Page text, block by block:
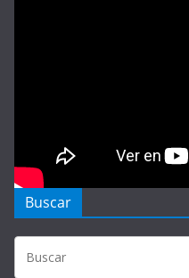
Buscar